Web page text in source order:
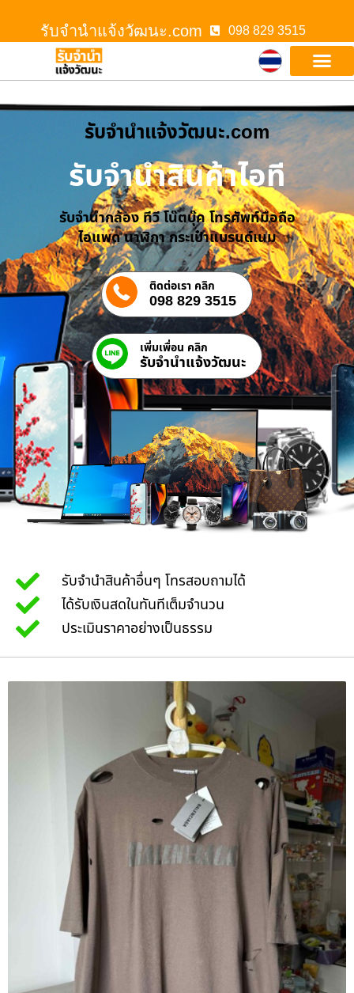
รับจํานําแจ้งวัฒนะ.com 098 829 3515
รับจํานําแจ้งวัฒนะ.com
รับจำนำสินค้าไอที
รับจำนำกล้อง ทีวี โน๊ตบุ๊ค โทรศัพท์มือถือ
ไอแพด นาฬิกา กระเป๋าแบรนด์เนม
ติดต่อเรา คลิก
098 829 3515
เพิ่มเพื่อน คลิก
รับจํานําแจ้งวัฒนะ
รับจำนำสินค้าอื่นๆ โทรสอบถามได้
ได้รับเงินสดในทันทีเต็มจำนวน
ประเมินราคาอย่างเป็นธรรม